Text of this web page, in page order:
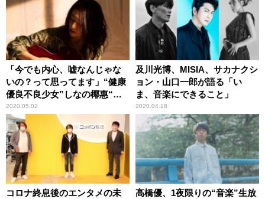
「今でも内心、嘘なんじゃな
いの？って思ってます」“健康
優良不良少女”しなの椰惠“オ
ールナイトニッポン”初登場！
2020.05.02
及川光博、MISIA、サカナクシ
ョン・山口一郎が語る「い
ま、音楽にできること」
2020.04.18
コロナ終息後のエンタメの未
高橋優、1夜限りの“音楽”生放